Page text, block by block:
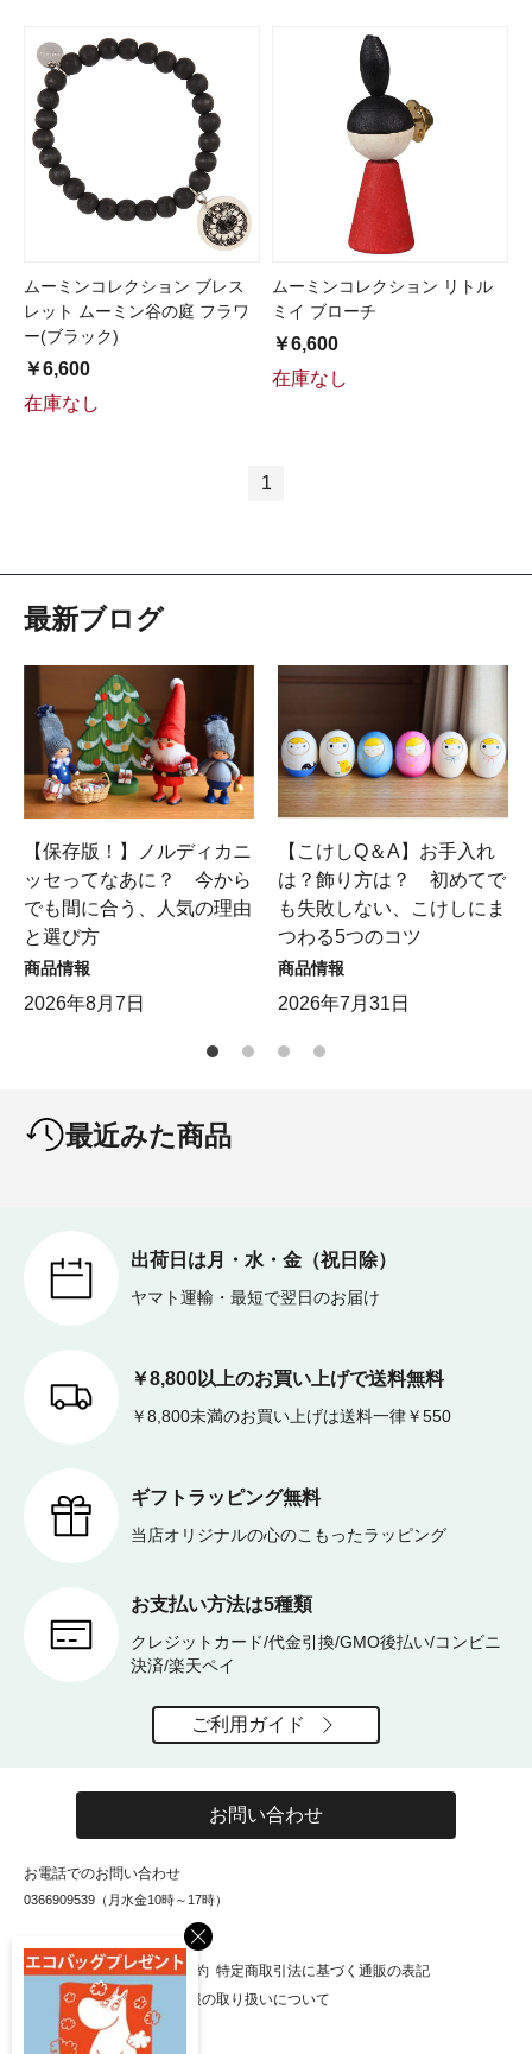
ムーミンコレクション ブレス
レット ムーミン谷の庭 フラワ
ー(ブラック)
￥6,600
在庫なし
ムーミンコレクション リトル
ミイ ブローチ
￥6,600
在庫なし
1
×
最新ブログ
【保存版！】ノルディカニ
ッセってなあに？ 今から
でも間に合う、人気の理由
と選び方
商品情報
2026年8月7日
【こけしQ＆A】お手入れ
は？飾り方は？ 初めてで
も失敗しない、こけしにま
つわる5つのコツ
商品情報
2026年7月31日
最近みた商品
出荷日は月・水・金（祝日除）
ヤマト運輸・最短で翌日のお届け
￥8,800以上のお買い上げで送料無料
￥8,800未満のお買い上げは送料一律￥550
ギフトラッピング無料
当店オリジナルの心のこもったラッピング
お支払い方法は5種類
クレジットカード/代金引換/GMO後払い/コンビニ
決済/楽天ペイ
ご利用ガイド
お問い合わせ
お電話でのお問い合わせ
0366909539（月水金10時～17時）
お知らせ 会社概要 利用規約 特定商取引法に基づく通販の表記
個人情報保護方針 個人情報の取り扱いについて